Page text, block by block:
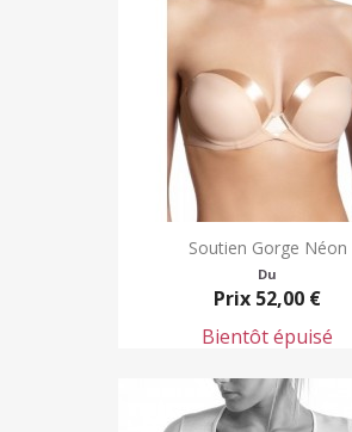
Soutien Gorge Néon
Du
Prix 52,00 €
Bientôt épuisé